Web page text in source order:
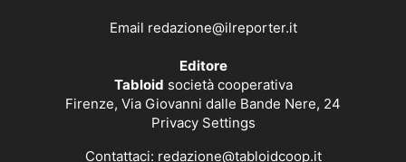
Email redazione@ilreporter.it
Editore
Tabloid società cooperativa
Firenze, Via Giovanni dalle Bande Nere, 24
Privacy Settings
Contattaci: redazione@tabloidcoop.it